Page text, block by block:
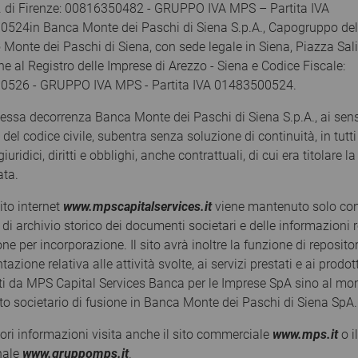
di Firenze: 00816350482 - GRUPPO IVA MPS – Partita IVA
Banca Monte dei Paschi di Siena S.p.A., Capogruppo
Monte dei Paschi di Siena, con sede legale in Siena, Piazza
al Registro delle Imprese di Arezzo - Siena e Codice Fiscale:
- GRUPPO IVA MPS - Partita IVA 01483500524.
decorrenza Banca Monte dei Paschi di Siena S.p.A., ai
codice civile, subentra senza soluzione di continuità, in
diritti e obblighi, anche contrattuali, di cui era titolare
internet www.mpscapitalservices.itviene mantenuto solo
archivio storico dei documenti societari e delle informazioni
per incorporazione. Il sito avrà inoltre la funzione di
relativa alle attività svolte, ai servizi prestati e ai
da MPS Capital Services Banca per le Imprese SpA sino al
societario di fusione in Banca Monte dei Paschi di Siena SpA.
informazioni visita anche il sito commerciale www.mps.ito
www.gruppomps.it.
sito, con l'ausilio del proprio intermediario/consulente
ufficiale messa a disposizione dall'emittente e dai
sull'esame congiunto non solo delle Note di Sintesi ma di
gli effetti della Direttiva sul Prospetto (Direttiva 2003/71/
il "Prospetto"). In proposito si avverte che - ai sensi
redatti in una lingua diversa da quella italiana, ma
ogni altra informazione supplementare ed aggiornamento
Relations" da essi curate. Nel caso di prodotti strutturati
elevata il cui apprezzamento da parte dell'investitore è
concluda operazioni aventi ad oggetto tali strumenti solo
esse comportano. L'investitore deve considerare che la
Si consideri che, in generale, la negoziazione di prodotti
volta valutato il rischio dell'operazione, l'investitore e
l'investitore stesso, con particolare riferimento alla
degli investimenti in strumenti finanziari strutturati di
o diminuire e l'investitore potrebbe ricevere un importo
in divisa estera sono soggetti alla fluttuazione dei tassi di
o rendimento di detti strumenti finanziari. I rendimenti
fiscale può subire modifiche in senso sia favorevole che
l'investitore che MPS Capital Services e altre società del